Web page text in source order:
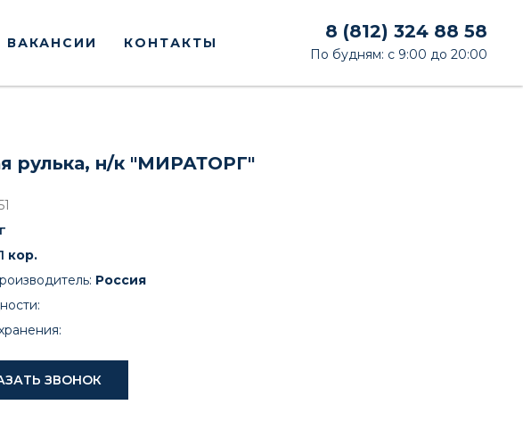
ВАКАНСИИ КОНТАКТЫ
8 (812) 324 88 58
По будням: с 9:00 до 20:00
рулька, н/к "МИРАТОРГ"
г
1 кор.
Россия
ЗВОНОК